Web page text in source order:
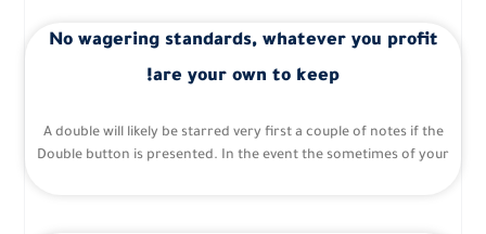
No wagering standards, whatever you profit
are your own to keep!
A double will likely be starred very first a couple of notes if the
Double button is presented. In the event the sometimes of your